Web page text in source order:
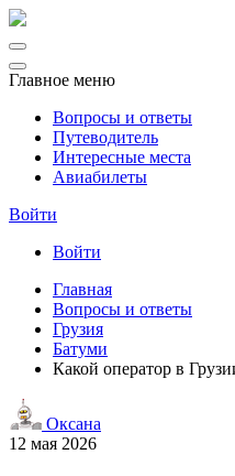
Главное меню
Вопросы и ответы
Путеводитель
Интересные места
Авиабилеты
Войти
Войти
Главная
Вопросы и ответы
Грузия
Батуми
Какой оператор в
Оксана
12 мая 2026